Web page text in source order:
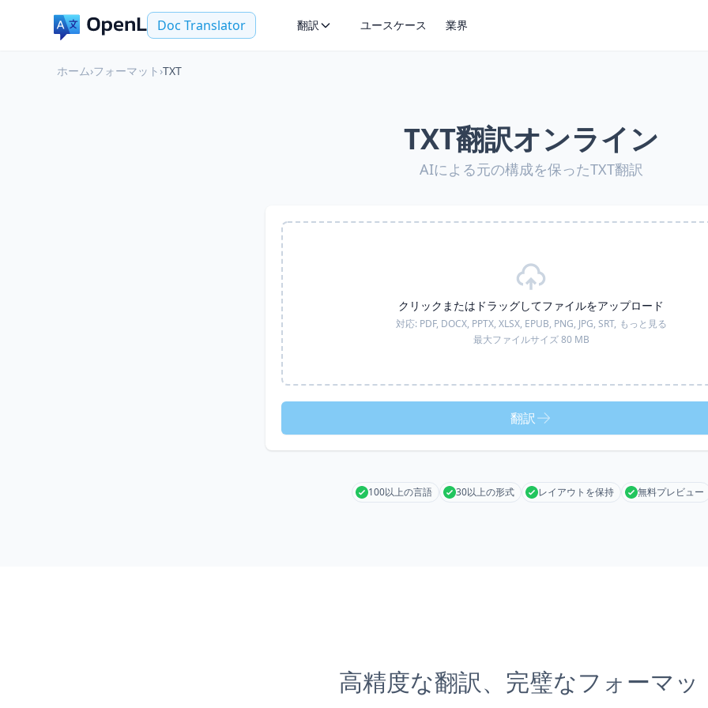
Doc Translator 翻訳 ユースケース 業界
ホーム›フォーマット ›TXT
TXT翻訳オンライン
AIによる元の構成を保ったTXT翻訳
クリックまたはドラッグしてファイルをアップロード
対応: PDF, DOCX, PPTX, XLSX, EPUB, PNG, JPG, SRT, もっと見る
最大ファイルサイズ 80 MB
翻訳
100以上の言語 30以上の形式 レイアウトを保持 無料プレビュー
高精度な翻訳、完璧なフォーマッ